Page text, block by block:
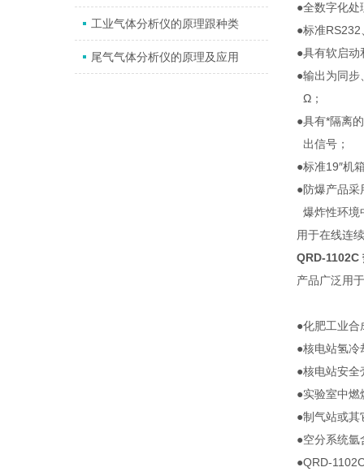
工业气体分析仪的原理跟种类
尾气气体分析仪的原理及应用
●全数字化处
●标准
●具有软启动
●输出为同
Ω；
●具有*隔离
出信号；
●标准19″机
●防爆产品采
爆炸性环境
用于在线连
QRD-1102C
产品广泛用
●化肥工业合
●核电站氢冷
●核电站安全
●实验室中燃
●制气站或其
●空分系统氩
●QRD-